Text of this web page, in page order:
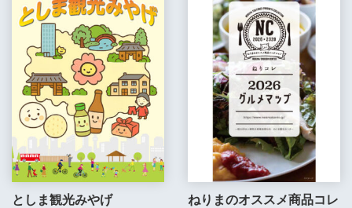
としま観光みやげ
ねりまのオススメ商品コレ